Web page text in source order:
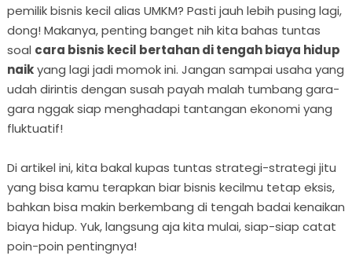
pemilik bisnis kecil alias UMKM? Pasti jauh lebih pusing lagi,
dong! Makanya, penting banget nih kita bahas tuntas
soal cara bisnis kecil bertahan di tengah biaya hidup
naikyang lagi jadi momok ini. Jangan sampai usaha yang
udah dirintis dengan susah payah malah tumbang gara-
gara nggak siap menghadapi tantangan ekonomi yang
fluktuatif!
Di artikel ini, kita bakal kupas tuntas strategi-strategi jitu
yang bisa kamu terapkan biar bisnis kecilmu tetap eksis,
bahkan bisa makin berkembang di tengah badai kenaikan
biaya hidup. Yuk, langsung aja kita mulai, siap-siap catat
poin-poin pentingnya!